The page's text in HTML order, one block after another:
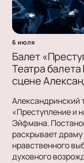
6 июля
Балет
Театра
сцене
Александринский
«Преступление и
Эйфмана.
раскрывает
нравственного
духовного